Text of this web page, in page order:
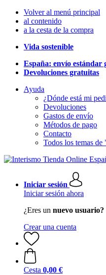
Volver al menú principal
al contenido
a la cesta de la compra
Vida sostenible
España: envío estándar
Devoluciones gratuitas
Ayuda
¿Dónde está mi
Devoluciones
Gastos de envío
Métodos de pago
Contacto
Todos los temas
Iniciar sesión
Iniciar sesión ahora
¿Eres un nuevo usuario?
Crear una cuenta
Cesta 0,00 €